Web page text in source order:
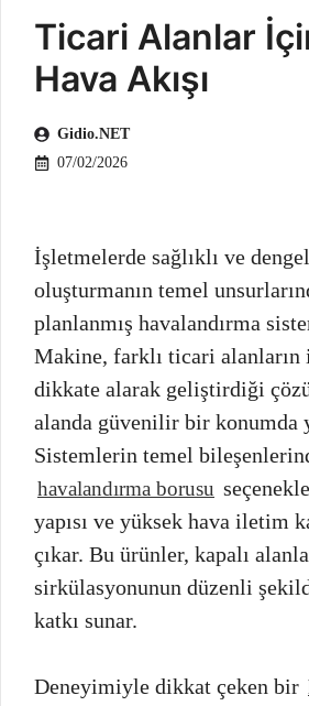
Ticari Alanlar
Hava Akışı
Gidio.NET
07/02/2026
İşletmelerde sağlıklı ve
oluşturmanın temel
planlanmış havalandırma
Makine, farklı ticari alanların
dikkate alarak geliştirdiği
alanda güvenilir bir konumda
Sistemlerin temel
havalandırma borusu
yapısı ve yüksek hava iletim
çıkar. Bu ürünler, kapalı
sirkülasyonunun düzenli
katkı sunar.
Deneyimiyle dikkat çeken bir